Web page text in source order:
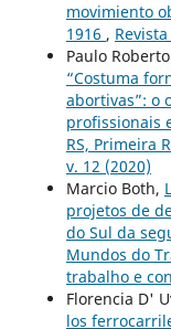
movimiento
1916 ,
Paulo
“Costuma
abortivas”: o
profissionais
RS, Primeira
v. 12 (2020)
Marcio Both,
projetos de
do Sul da
Mundos do
trabalho e
Florencia D'
los